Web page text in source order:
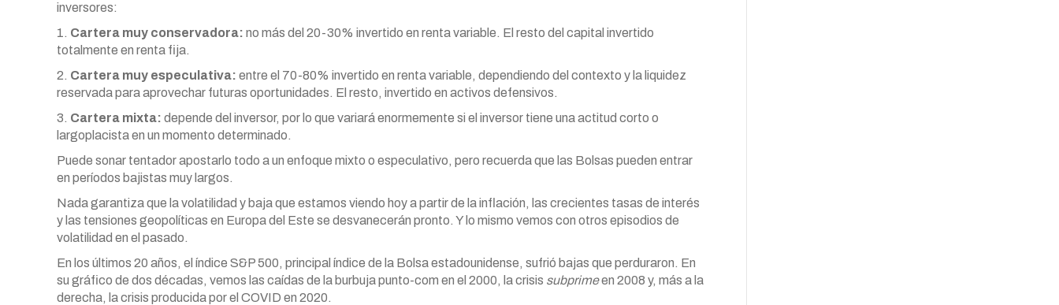
inversores:
1. Cartera muy conservadora: no más del 20-30% invertido en renta variable. El resto del capital invertido
totalmente en renta fija.
2. Cartera muy especulativa: entre el 70-80% invertido en renta variable, dependiendo del contexto y la liquidez
reservada para aprovechar futuras oportunidades. El resto, invertido en activos defensivos.
3. Cartera mixta: depende del inversor, por lo que variará enormemente si el inversor tiene una actitud corto o
largoplacista en un momento determinado.
Puede sonar tentador apostarlo todo a un enfoque mixto o especulativo, pero recuerda que las Bolsas pueden entrar
en períodos bajistas muy largos.
Nada garantiza que la volatilidad y baja que estamos viendo hoy a partir de la inflación, las crecientes tasas de interés
y las tensiones geopolíticas en Europa del Este se desvanecerán pronto. Y lo mismo vemos con otros episodios de
volatilidad en el pasado.
En los últimos 20 años, el índice S&P 500, principal índice de la Bolsa estadounidense, sufrió bajas que perduraron. En
su gráfico de dos décadas, vemos las caídas de la burbuja punto-com en el 2000, la crisis subprimeen 2008 y, más a la
derecha, la crisis producida por el COVID en 2020.